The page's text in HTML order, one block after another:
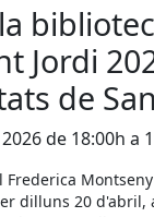
Jordi
de
de 18:00h a
Frederica
dilluns 20 d'abril,